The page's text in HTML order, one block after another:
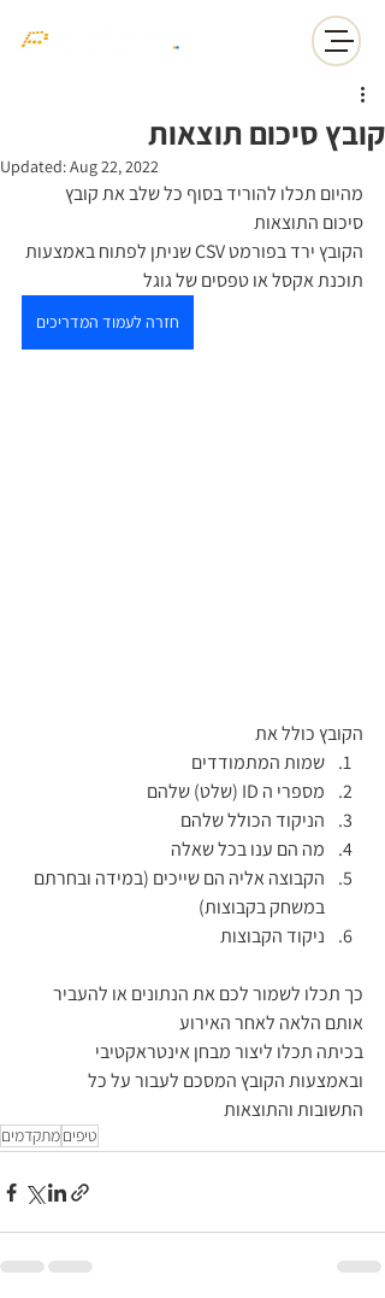
קובץ סיכום תוצאות
Updated:Aug 22, 2022
מהיום תכלו להוריד בסוף כל שלב את קובץ
סיכום התוצאות
הקובץ ירד בפורמט CSV שניתן לפתוח באמצעות
תוכנת אקסל או טפסים של גוגל
חזרה לעמוד המדריכים
הקובץ כולל את
שמות המתמודדים
מספרי ה ID (שלט) שלהם
הניקוד הכולל שלהם
מה הם ענו בכל שאלה
הקבוצה אליה הם שייכים (במידה ובחרתם
במשחק בקבוצות)
ניקוד הקבוצות
כך תכלו לשמור לכם את הנתונים או להעביר
אותם הלאה לאחר האירוע
בכיתה תכלו ליצור מבחן אינטראקטיבי
ובאמצעות הקובץ המסכם לעבור על כל
התשובות והתוצאות
מתקדמיםטיפים